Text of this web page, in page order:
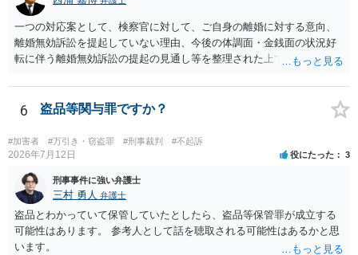
一つの対応案として、検察官に対して、ご自身の離婚に対する意向、
離婚無効訴訟を提起していない理由、今後の体調面・金銭面の状況好
転に伴う離婚無効訴訟の提起の見通し等を整理された上で、書面とし
検察官の処分判断の際、相談者さんの意向を示す証拠の一つとして位
置づけられる様に思われます。 より詳細についてお聞きになりたい場
6 盗品等関与罪ですか？
#加害者 #万引き・窃盗罪 #刑事裁判 #不起訴
2026年7月12日 役にたった 3
刑事事件に強い弁護士
三村 勇人 弁護士
盗品とわかっていて保管していたとしたら、盗品等保管罪が成立する
可能性はあります。 参考人として話を聴取される可能性はあるかと思
います。